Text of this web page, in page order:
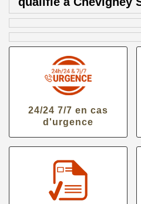
24/24 7/7 en cas
d'urgence